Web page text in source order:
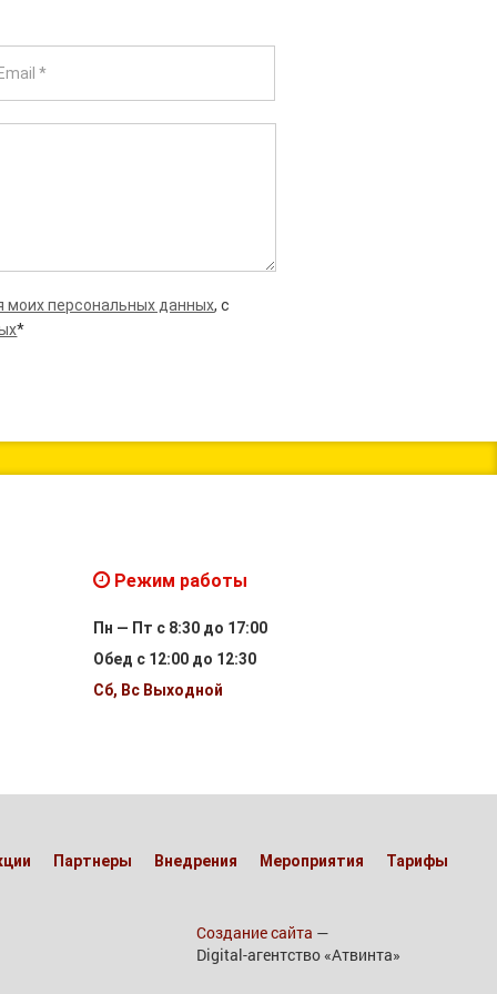
моих персональных данных, с
*
Режим работы
Пн — Пт с 8:30 до 17:00
Обед с 12:00 до 12:30
Сб, Вс Выходной
Партнеры Внедрения Мероприятия Тарифы
Создание сайта —
Digital-агентcтво «Атвинта»